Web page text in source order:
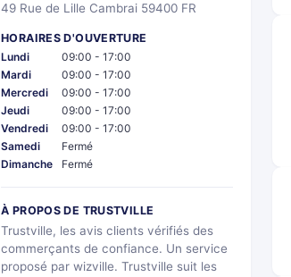
49 Rue de Lille Cambrai 59400 FR
HORAIRES D'OUVERTURE
Lundi
09:00 - 17:00
Mardi
09:00 - 17:00
Mercredi
09:00 - 17:00
Jeudi
09:00 - 17:00
Vendredi
09:00 - 17:00
Samedi
Fermé
Dimanche
Fermé
À PROPOS DE TRUSTVILLE
Trustville, les avis clients vérifiés des
commerçants de confiance. Un service
proposé par wizville. Trustville suit les